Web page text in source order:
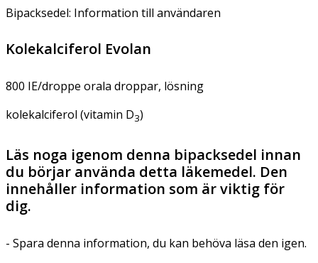
Bipacksedel: Information till användaren
Kolekalciferol Evolan
800 IE/droppe orala droppar, lösning
kolekalciferol (vitamin D3)
Läs noga igenom denna bipacksedel innan
du börjar använda detta läkemedel. Den
innehåller information som är viktig för
dig.
- Spara denna information, du kan behöva läsa den igen.